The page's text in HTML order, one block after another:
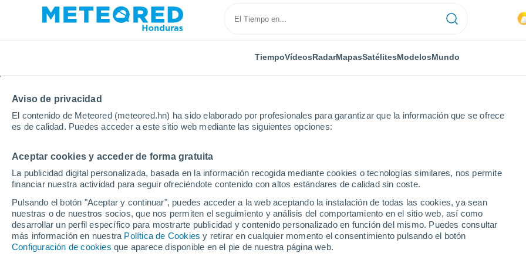
Aviso de privacidad
El contenido de Meteored (meteored.hn) ha sido elaborado por profesionales para garantizar que la información que se ofrece
es de calidad. Puedes acceder a este sitio web mediante las siguientes opciones:
Aceptar cookies y acceder de forma gratuita
La publicidad digital personalizada, basada en la información recogida mediante cookies o tecnologías similares, nos permite
financiar nuestra actividad para seguir ofreciéndote contenido con altos estándares de calidad sin coste.
Pulsando el botón "Aceptar y continuar", puedes acceder a la web aceptando la instalación de todas las cookies, ya sean
nuestras o de nuestros socios, que nos permiten el seguimiento y análisis del comportamiento en el sitio web, así como
desarrollar un perfil específico para mostrarte publicidad y contenido personalizado en función del mismo. Puedes consultar
más información en nuestra Política de Cookies y retirar en cualquier momento el consentimiento pulsando el botón
Configuración de cookies que aparece disponible en el pie de nuestra página web.
TiempoVídeosRadarMapasSatélitesModelosMundo
Inicio Italia Provincia de Caltanissetta
Tiempo en la Provincia de Caltanissetta
Hoy, 6 agosto Todo el día Símbolo